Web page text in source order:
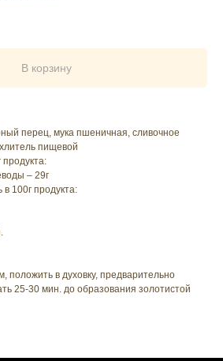
В корзину
перец, мука пшеничная, сливочное
пищевой
– 29г
100г продукта:
положить в духовку, предварительно
25-30 мин. до образования золотистой